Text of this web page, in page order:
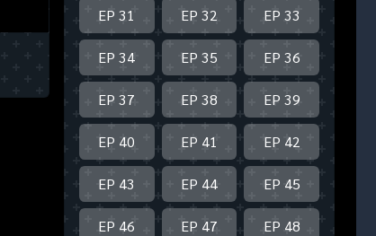
EP 31 EP 32 EP 33
EP 34 EP 35 EP 36
EP 37 EP 38 EP 39
EP 40 EP 41 EP 42
EP 43 EP 44 EP 45
EP 46 EP 47 EP 48